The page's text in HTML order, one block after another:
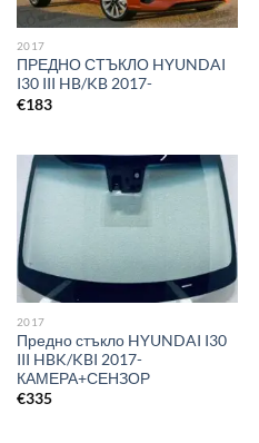
2017
ПРЕДНО СТЪКЛО HYUNDAI
I30 III HB/KB 2017-
€183
2017
Предно стъкло HYUNDAI I30
III HBK/KBI 2017-
КАМЕРА+СЕНЗОР
€335